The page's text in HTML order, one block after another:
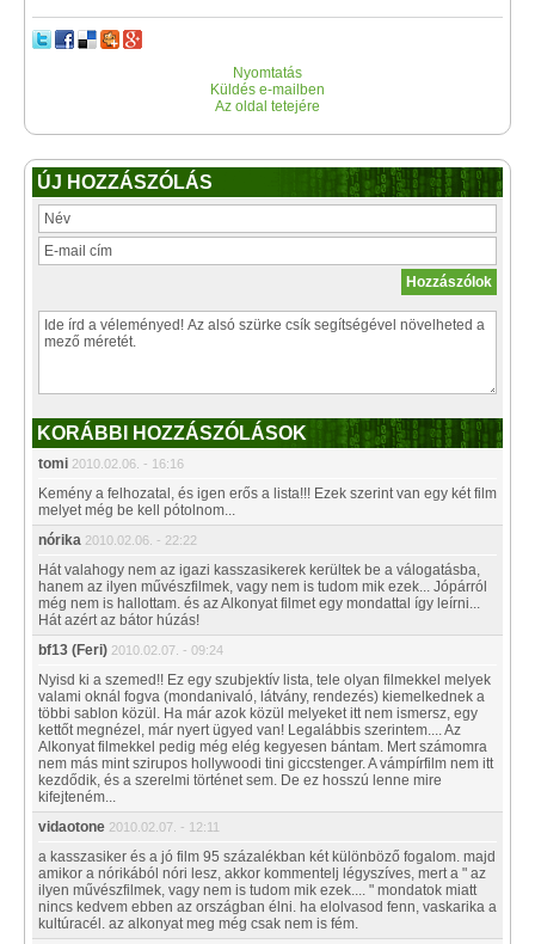
Nyomtatás
Küldés e-mailben
Az oldal tetejére
ÚJ HOZZÁSZÓLÁS
KORÁBBI HOZZÁSZÓLÁSOK
tomi 2010.02.06. - 16:16
Kemény a felhozatal, és igen erős a lista!!! Ezek szerint van egy két film
melyet még be kell pótolnom...
nórika 2010.02.06. - 22:22
Hát valahogy nem az igazi kasszasikerek kerültek be a válogatásba,
hanem az ilyen művészfilmek, vagy nem is tudom mik ezek... Jópárról
még nem is hallottam. és az Alkonyat filmet egy mondattal így leírni...
Hát azért az bátor húzás!
bf13 (Feri) 2010.02.07. - 09:24
Nyisd ki a szemed!! Ez egy szubjektív lista, tele olyan filmekkel melyek
valami oknál fogva (mondanivaló, látvány, rendezés) kiemelkednek a
többi sablon közül. Ha már azok közül melyeket itt nem ismersz, egy
kettőt megnézel, már nyert ügyed van! Legalábbis szerintem.... Az
Alkonyat filmekkel pedig még elég kegyesen bántam. Mert számomra
nem más mint szirupos hollywoodi tini giccstenger. A vámpírfilm nem itt
kezdődik, és a szerelmi történet sem. De ez hosszú lenne mire
kifejteném...
vidaotone 2010.02.07. - 12:11
a kasszasiker és a jó film 95 százalékban két különböző fogalom. majd
amikor a nórikából nóri lesz, akkor kommentelj légyszíves, mert a " az
ilyen művészfilmek, vagy nem is tudom mik ezek.... " mondatok miatt
nincs kedvem ebben az országban élni. ha elolvasod fenn, vaskarika a
kultúracél. az alkonyat meg még csak nem is fém.